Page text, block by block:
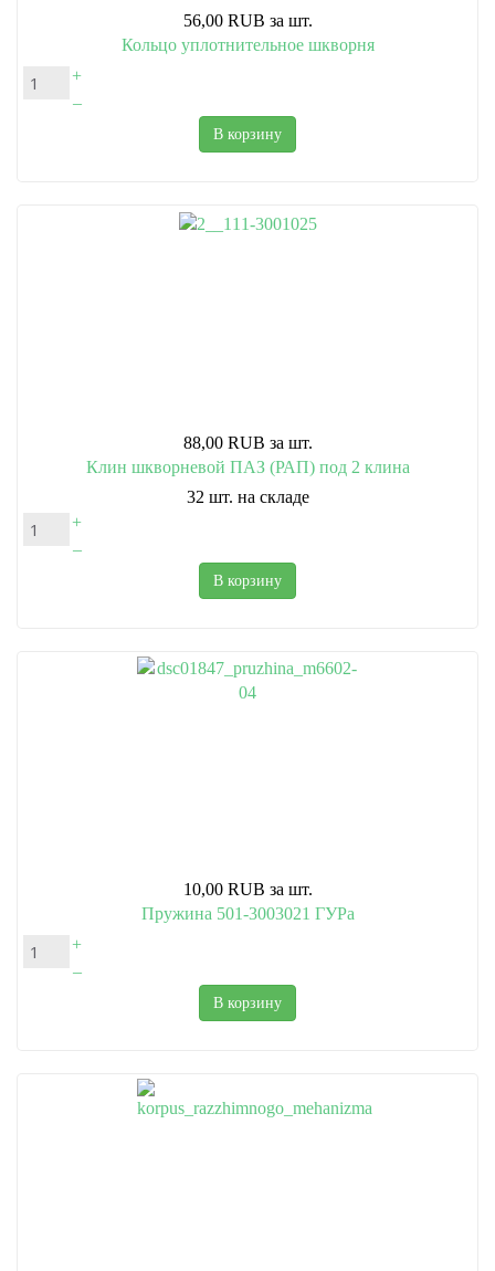
56,00 RUB за шт.
Кольцо уплотнительное шкворня
+
–
В корзину
88,00 RUB за шт.
Клин шкворневой ПАЗ (РАП) под 2 клина
32 шт. на складе
+
–
В корзину
10,00 RUB за шт.
Пружина 501-3003021 ГУРа
+
–
В корзину